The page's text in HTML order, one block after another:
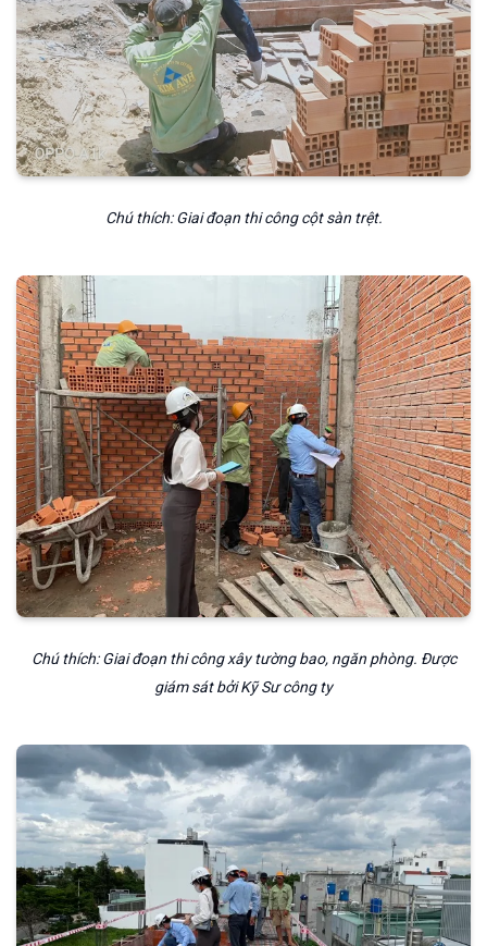
Chú thích: Giai đoạn thi công cột sàn trệt.
Chú thích: Giai đoạn thi công xây tường bao, ngăn phòng. Được
giám sát bởi Kỹ Sư công ty